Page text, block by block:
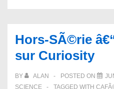
Hors-SÃ©rie
sur Curiosity
BY ALAN POSTED ON
SCIENCE
TAGGED WITH